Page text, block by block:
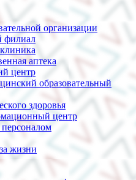
организации
филиал
аптека
центр
образовательный
здоровья
центр
жизни